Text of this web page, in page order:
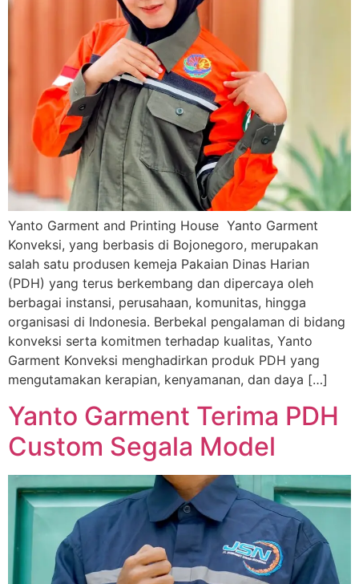
Yanto Garment and Printing House Yanto Garment
Konveksi, yang berbasis di Bojonegoro, merupakan
salah satu produsen kemeja Pakaian Dinas Harian
(PDH) yang terus berkembang dan dipercaya oleh
berbagai instansi, perusahaan, komunitas, hingga
organisasi di Indonesia. Berbekal pengalaman di bidang
konveksi serta komitmen terhadap kualitas, Yanto
Garment Konveksi menghadirkan produk PDH yang
mengutamakan kerapian, kenyamanan, dan daya […]
Yanto Garment Terima PDH
Custom Segala Model